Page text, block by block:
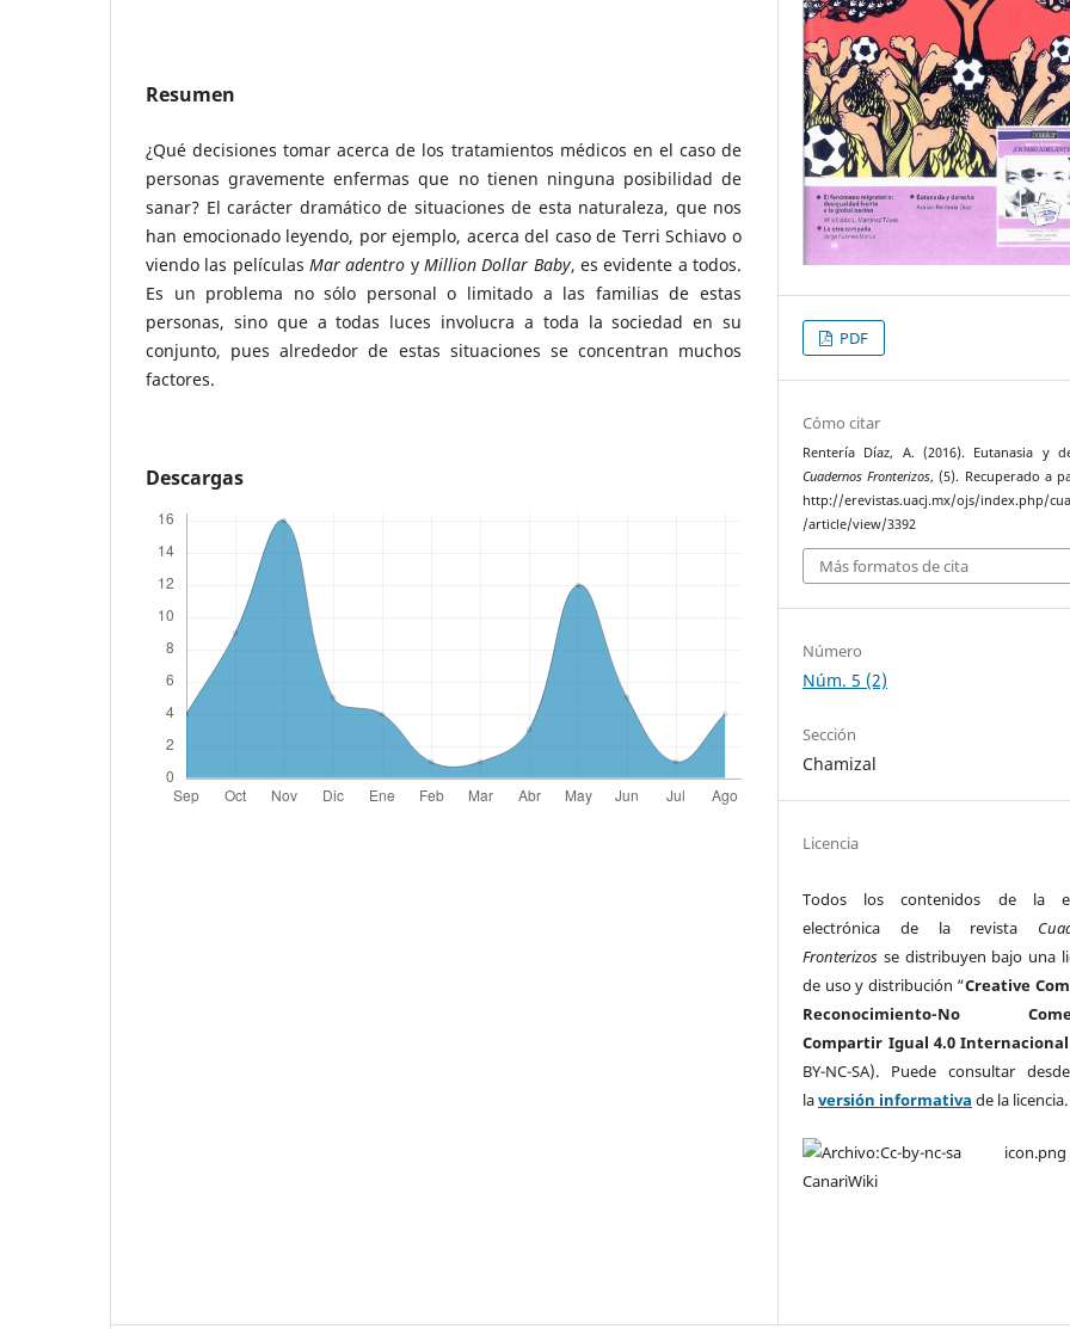
Resumen
¿Qué decisiones tomar acerca de los tratamientos médicos en el caso de
personas gravemente enfermas que no tienen ninguna posibilidad de
sanar? El carácter dramático de situaciones de esta naturaleza, que nos
han emocionado leyendo, por ejemplo, acerca del caso de Terri Schiavo o
viendo las películas Mar adentro yMillion Dollar Baby, es evidente a todos.
Es un problema no sólo personal o limitado a las familias de estas
personas, sino que a todas luces involucra a toda la sociedad en su
conjunto, pues alrededor de estas situaciones se concentran muchos
factores.
Descargas
PDF
Cómo citar
Rentería Díaz, A. (2016). Eutanasia y
Cuadernos Fronterizos, (5). Recuperado a
http://erevistas.uacj.mx/ojs/index.php/
/article/view/3392
Más formatos de cita
Número
Núm. 5 (2)
Sección
Chamizal
Licencia
Todos los contenidos de la
electrónica de la revista
Fronterizos se distribuyen bajo una
de uso y distribución “Creative
Reconocimiento-No
Compartir Igual 4.0 Internacional
BY-NC-SA). Puede consultar
laversión informativa de la licencia.